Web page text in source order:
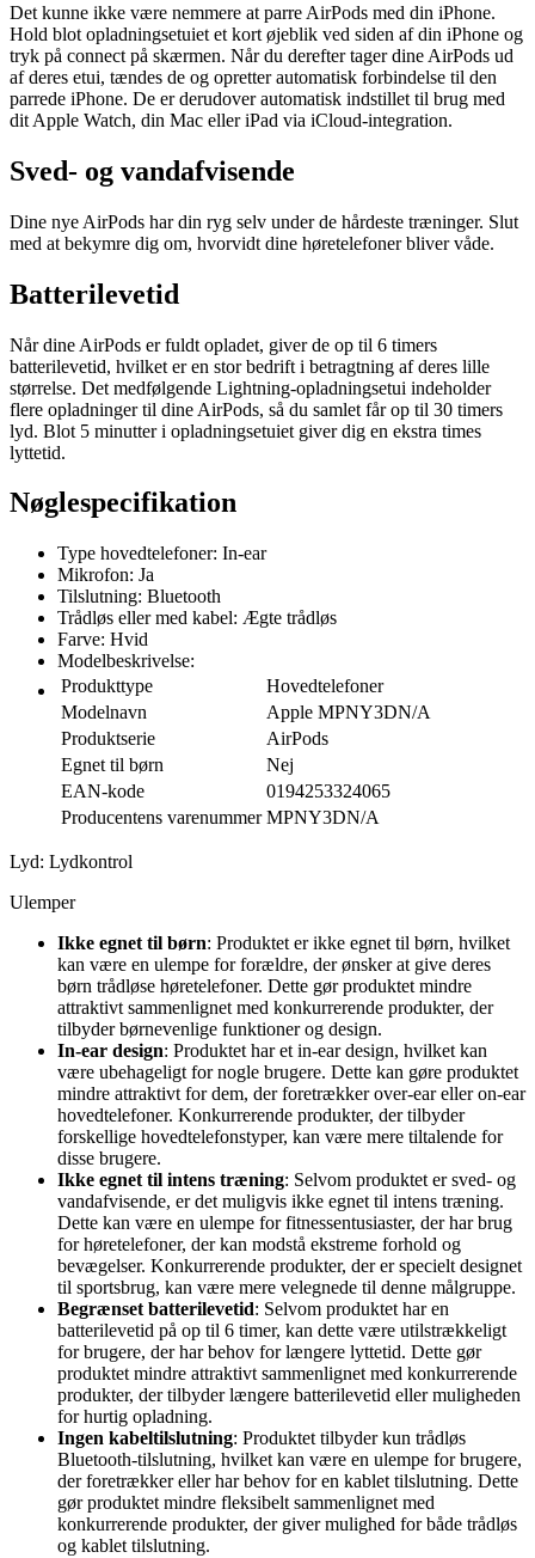
Det kunne ikke være nemmere at parre AirPods med din iPhone.
Hold blot opladningsetuiet et kort øjeblik ved siden af din iPhone og
tryk på connect på skærmen. Når du derefter tager dine AirPods ud
af deres etui, tændes de og opretter automatisk forbindelse til den
parrede iPhone. De er derudover automatisk indstillet til brug med
dit Apple Watch, din Mac eller iPad via iCloud-integration.
Sved- og vandafvisende
Dine nye AirPods har din ryg selv under de hårdeste træninger. Slut
med at bekymre dig om, hvorvidt dine høretelefoner bliver våde.
Batterilevetid
Når dine AirPods er fuldt opladet, giver de op til 6 timers
batterilevetid, hvilket er en stor bedrift i betragtning af deres lille
størrelse. Det medfølgende Lightning-opladningsetui indeholder
flere opladninger til dine AirPods, så du samlet får op til 30 timers
lyd. Blot 5 minutter i opladningsetuiet giver dig en ekstra times
lyttetid.
Nøglespecifikation
Type hovedtelefoner: In-ear
Mikrofon: Ja
Tilslutning: Bluetooth
Trådløs eller med kabel: Ægte trådløs
Farve: Hvid
Modelbeskrivelse:
Produkttype
Hovedtelefoner
Modelnavn
Apple MPNY3DN/A
Produktserie
AirPods
Egnet til børn
Nej
EAN-kode
0194253324065
Producentens varenummer MPNY3DN/A
Lyd: Lydkontrol
Ulemper
Ikke egnet til børn: Produktet er ikke egnet til børn, hvilket
kan være en ulempe for forældre, der ønsker at give deres
børn trådløse høretelefoner. Dette gør produktet mindre
attraktivt sammenlignet med konkurrerende produkter, der
tilbyder børnevenlige funktioner og design.
In-ear design: Produktet har et in-ear design, hvilket kan
være ubehageligt for nogle brugere. Dette kan gøre produktet
mindre attraktivt for dem, der foretrækker over-ear eller on-ear
hovedtelefoner. Konkurrerende produkter, der tilbyder
forskellige hovedtelefonstyper, kan være mere tiltalende for
disse brugere.
Ikke egnet til intens træning: Selvom produktet er sved- og
vandafvisende, er det muligvis ikke egnet til intens træning.
Dette kan være en ulempe for fitnessentusiaster, der har brug
for høretelefoner, der kan modstå ekstreme forhold og
bevægelser. Konkurrerende produkter, der er specielt designet
til sportsbrug, kan være mere velegnede til denne målgruppe.
Begrænset batterilevetid: Selvom produktet har en
batterilevetid på op til 6 timer, kan dette være utilstrækkeligt
for brugere, der har behov for længere lyttetid. Dette gør
produktet mindre attraktivt sammenlignet med konkurrerende
produkter, der tilbyder længere batterilevetid eller muligheden
for hurtig opladning.
Ingen kabeltilslutning: Produktet tilbyder kun trådløs
Bluetooth-tilslutning, hvilket kan være en ulempe for brugere,
der foretrækker eller har behov for en kablet tilslutning. Dette
gør produktet mindre fleksibelt sammenlignet med
konkurrerende produkter, der giver mulighed for både trådløs
og kablet tilslutning.